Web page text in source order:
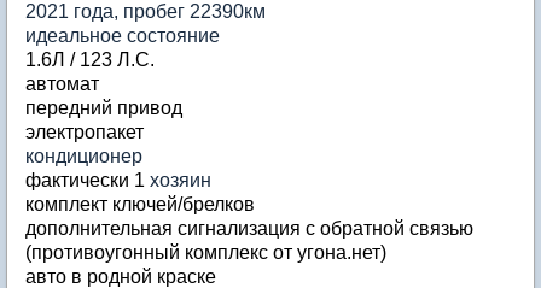
2021 года, пробег 22390км
идеальное состояние
1.6Л / 123 Л.С.
автомат
передний привод
электропакет
кондиционер
фактически 1 хозяин
комплект ключей/брелков
дополнительная сигнализация с обратной связью
(противоугонный комплекс от угона.нет)
авто в родной краске